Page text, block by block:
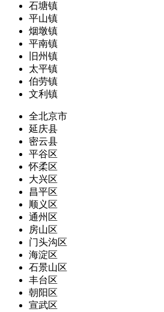
石塘镇
平山镇
烟墩镇
平南镇
旧州镇
太平镇
伯劳镇
文利镇
全北京市
延庆县
密云县
平谷区
怀柔区
大兴区
昌平区
顺义区
通州区
房山区
门头沟区
海淀区
石景山区
丰台区
朝阳区
宣武区